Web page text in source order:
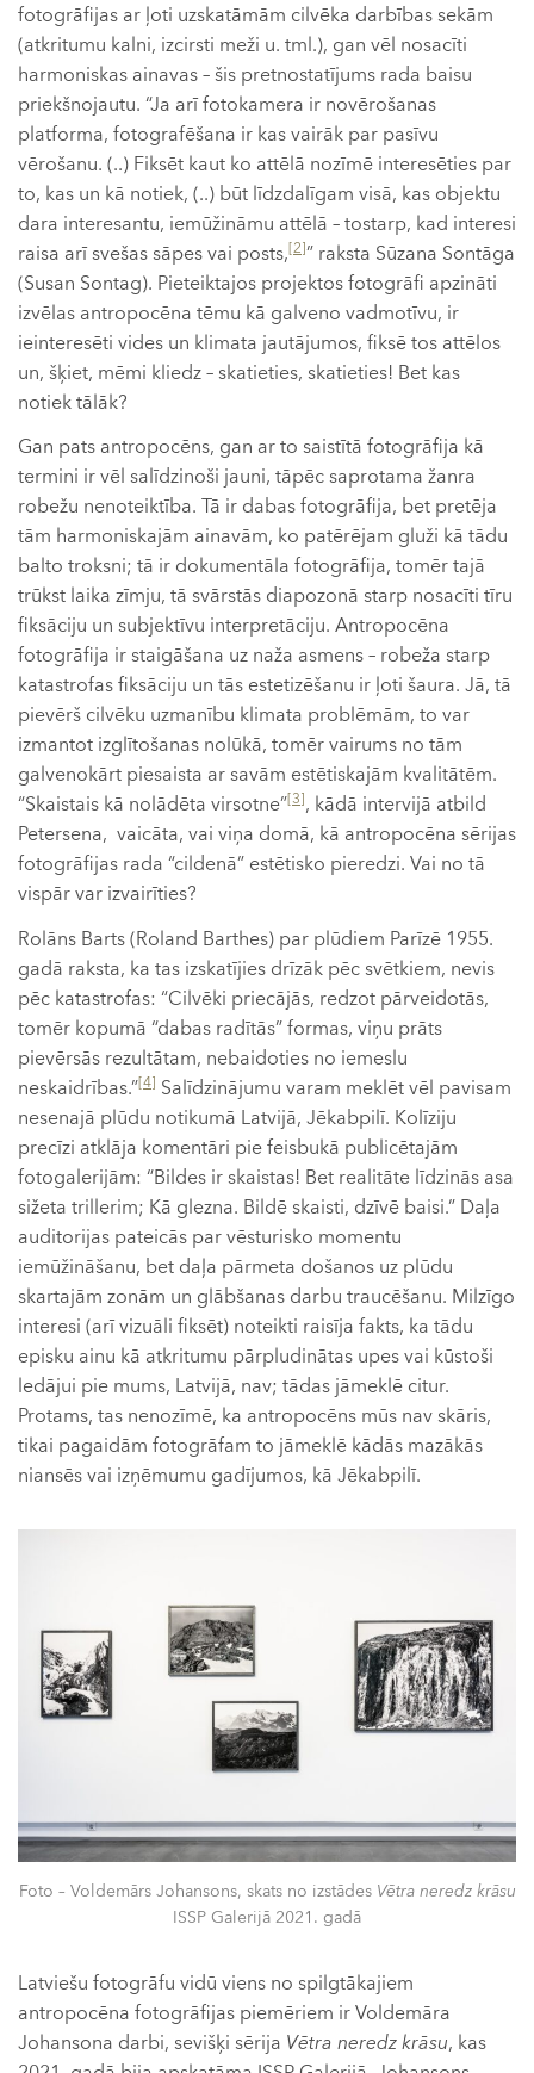
fotogrāfijas ar ļoti uzskatāmām cilvēka darbības sekām
(atkritumu kalni, izcirsti meži u. tml.), gan vēl nosacīti
harmoniskas ainavas – šis pretnostatījums rada baisu
priekšnojautu. “Ja arī fotokamera ir novērošanas
platforma, fotografēšana ir kas vairāk par pasīvu
vērošanu. (..) Fiksēt kaut ko attēlā nozīmē interesēties par
to, kas un kā notiek, (..) būt līdzdalīgam visā, kas objektu
dara interesantu, iemūžināmu attēlā – tostarp, kad interesi
raisa arī svešas sāpes vai posts,[2]” raksta Sūzana Sontāga
(Susan Sontag). Pieteiktajos projektos fotogrāfi apzināti
izvēlas antropocēna tēmu kā galveno vadmotīvu, ir
ieinteresēti vides un klimata jautājumos, fiksē tos attēlos
un, šķiet, mēmi kliedz – skatieties, skatieties! Bet kas
notiek tālāk?
Gan pats antropocēns, gan ar to saistītā fotogrāfija kā
termini ir vēl salīdzinoši jauni, tāpēc saprotama žanra
robežu nenoteiktība. Tā ir dabas fotogrāfija, bet pretēja
tām harmoniskajām ainavām, ko patērējam gluži kā tādu
balto troksni; tā ir dokumentāla fotogrāfija, tomēr tajā
trūkst laika zīmju, tā svārstās diapozonā starp nosacīti tīru
fiksāciju un subjektīvu interpretāciju. Antropocēna
fotogrāfija ir staigāšana uz naža asmens – robeža starp
katastrofas fiksāciju un tās estetizēšanu ir ļoti šaura. Jā, tā
pievērš cilvēku uzmanību klimata problēmām, to var
izmantot izglītošanas nolūkā, tomēr vairums no tām
galvenokārt piesaista ar savām estētiskajām kvalitātēm.
“Skaistais kā nolādēta virsotne”[3], kādā intervijā atbild
Petersena, vaicāta, vai viņa domā, kā antropocēna sērijas
fotogrāfijas rada “cildenā” estētisko pieredzi. Vai no tā
vispār var izvairīties?
Rolāns Barts (Roland Barthes) par plūdiem Parīzē 1955.
gadā raksta, ka tas izskatījies drīzāk pēc svētkiem, nevis
pēc katastrofas: “Cilvēki priecājās, redzot pārveidotās,
tomēr kopumā “dabas radītās” formas, viņu prāts
pievērsās rezultātam, nebaidoties no iemeslu
neskaidrības.”[4] Salīdzinājumu varam meklēt vēl pavisam
nesenajā plūdu notikumā Latvijā, Jēkabpilī. Kolīziju
precīzi atklāja komentāri pie feisbukā publicētajām
fotogalerijām: “Bildes ir skaistas! Bet realitāte līdzinās asa
sižeta trillerim; Kā glezna. Bildē skaisti, dzīvē baisi.” Daļa
auditorijas pateicās par vēsturisko momentu
iemūžināšanu, bet daļa pārmeta došanos uz plūdu
skartajām zonām un glābšanas darbu traucēšanu. Milzīgo
interesi (arī vizuāli fiksēt) noteikti raisīja fakts, ka tādu
episku ainu kā atkritumu pārpludinātas upes vai kūstoši
ledājui pie mums, Latvijā, nav; tādas jāmeklē citur.
Protams, tas nenozīmē, ka antropocēns mūs nav skāris,
tikai pagaidām fotogrāfam to jāmeklē kādās mazākās
niansēs vai izņēmumu gadījumos, kā Jēkabpilī.
Foto – Voldemārs Johansons, skats no izstādes Vētra neredz krāsu
ISSP Galerijā 2021. gadā
Latviešu fotogrāfu vidū viens no spilgtākajiem
antropocēna fotogrāfijas piemēriem ir Voldemāra
Johansona darbi, sevišķi sērija Vētra neredz krāsu, kas